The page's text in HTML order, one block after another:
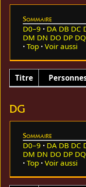
Sommaire
D0–9 DA DB DC
DM DN DO DP DQ
Top
Voir aussi
Titre
DG
Sommaire
D0–9 DA DB DC
DM DN DO DP DQ
Top
Voir aussi